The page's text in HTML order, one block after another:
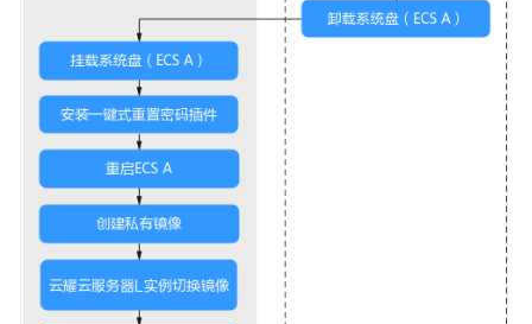
远
程
登
码
网